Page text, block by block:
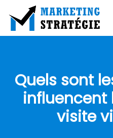
Quels sont
influencent
visite